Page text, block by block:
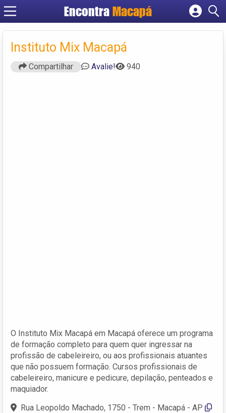
EncontraMacapá
Cadastrar empresa
Criar conta
Instituto Mix Macapá
Compartilhar Avalie! 940
O Instituto Mix Macapá em Macapá oferece um programa
de formação completo para quem quer ingressar na
profissão de cabeleireiro, ou aos profissionais atuantes
que não possuem formação. Cursos profissionais de
cabeleireiro, manicure e pedicure, depilação, penteados e
maquiador.
Rua Leopoldo Machado, 1750 - Trem - Macapá - AP